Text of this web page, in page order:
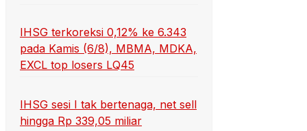
IHSG terkoreksi 0,12% ke 6.343
pada Kamis (6/8), MBMA, MDKA,
EXCL top losers LQ45
IHSG sesi I tak bertenaga, net sell
hingga Rp 339,05 miliar